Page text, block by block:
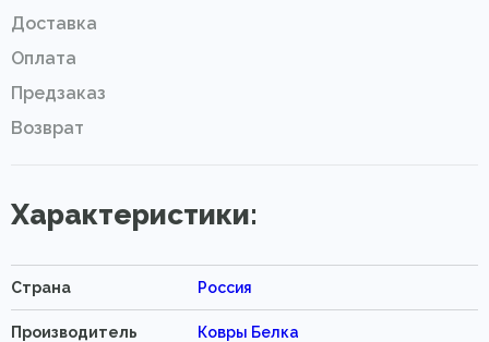
Доставка
Оплата
Предзаказ
Возврат
Характеристики:
Страна Россия
Производитель Ковры Белка